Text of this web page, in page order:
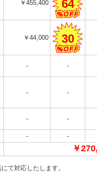
￥455,400 64
￥44,000 30
- -
- -
- -
- -
￥
て対応したします。